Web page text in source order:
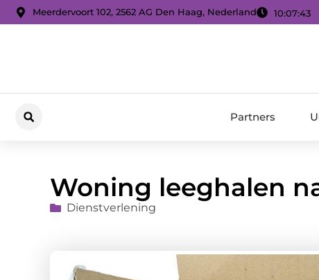
Meerdervoort 102, 2562 AG Den Haag, Nederland 10:07:45
Partners
Woning leeghalen
Dienstverlening